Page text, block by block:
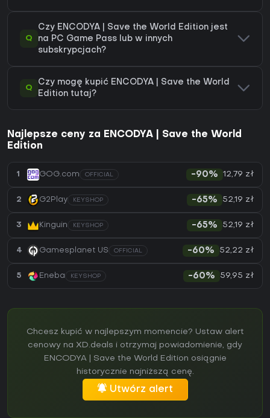
Q
Czy ENCODYA | Save the World Edition jest
na PC Game Pass lub w innych
subskrypcjach?
Q
Czy mogę kupić ENCODYA | Save the World
Edition tutaj?
Najlepsze ceny za ENCODYA | Save the World
Edition
1 GOG.com OFFICIAL -90% 12,79 zł
2 G2Play KEYSHOP -65% 52,19 zł
3 Kinguin KEYSHOP -65% 52,19 zł
4 Gamesplanet US OFFICIAL -60% 52,22 zł
5 Eneba KEYSHOP -60% 59,95 zł
Chcesz kupić w najlepszym momencie? Ustaw alert
cenowy na XD.deals i otrzymaj powiadomienie, gdy
ENCODYA | Save the World Edition osiągnie
historycznie najniższą cenę.
Utwórz alert